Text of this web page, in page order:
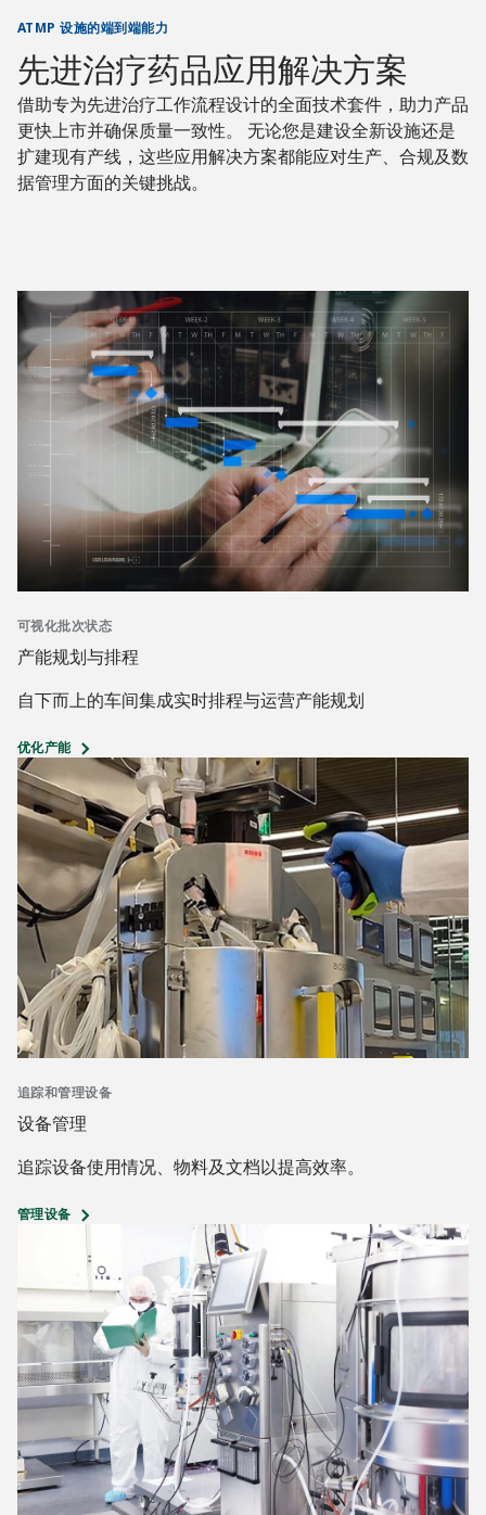
ATMP 设施的端到端能力
先进治疗药品应用解决方案
借助专为先进治疗工作流程设计的全面技术套件，助力产品
更快上市并确保质量一致性。 无论您是建设全新设施还是
扩建现有产线，这些应用解决方案都能应对生产、合规及数
据管理方面的关键挑战。
可视化批次状态
产能规划与排程
自下而上的车间集成实时排程与运营产能规划
优化产能
追踪和管理设备
设备管理
追踪设备使用情况、物料及文档以提高效率。
管理设备